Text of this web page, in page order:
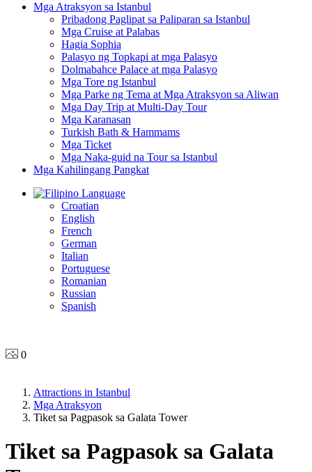
Mga Atraksyon sa Istanbul
Pribadong Paglipat sa Paliparan sa Istanbul
Mga Cruise at Palabas
Hagia Sophia
Palasyo ng Topkapi at mga Palasyo
Dolmabahce Palace at mga Palasyo
Mga Tore ng Istanbul
Mga Parke ng Tema at Mga Atraksyon sa Aliwan
Mga Day Trip at Multi-Day Tour
Mga Karanasan
Turkish Bath & Hammams
Mga Ticket
Mga Naka-guid na Tour sa Istanbul
Mga Kahilingang Pangkat
Language
Croatian
English
French
German
Italian
Portuguese
Romanian
Russian
Spanish
0
Attractions in Istanbul
Mga Atraksyon
Tiket sa Pagpasok sa Galata Tower
Tiket sa Pagpasok sa Galata